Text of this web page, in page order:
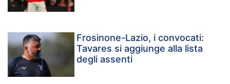
Frosinone-Lazio, i convocati:
Tavares si aggiunge alla lista
degli assenti